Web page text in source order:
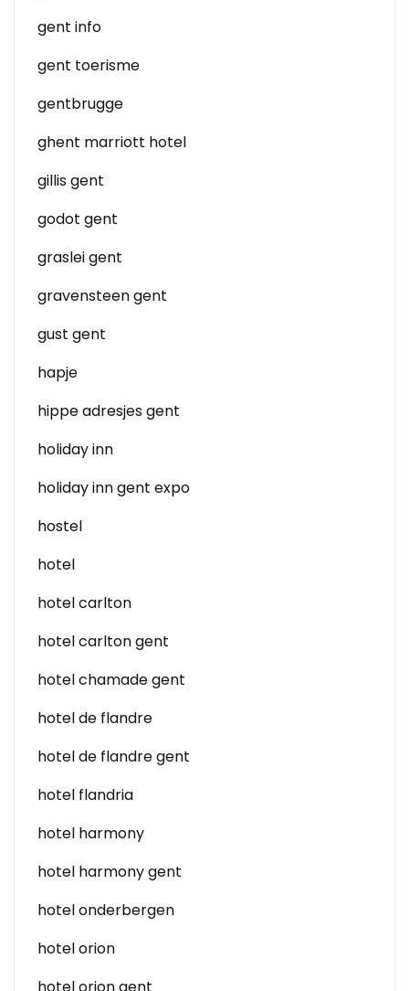
gent info
gent toerisme
gentbrugge
ghent marriott hotel
gillis gent
godot gent
graslei gent
gravensteen gent
gust gent
hapje
hippe adresjes gent
holiday inn
holiday inn gent expo
hostel
hotel
hotel carlton
hotel carlton gent
hotel chamade gent
hotel de flandre
hotel de flandre gent
hotel flandria
hotel harmony
hotel harmony gent
hotel onderbergen
hotel orion